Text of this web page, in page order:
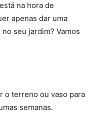
na hora de
apenas dar uma
seu jardim? Vamos
o terreno ou vaso para
semanas.